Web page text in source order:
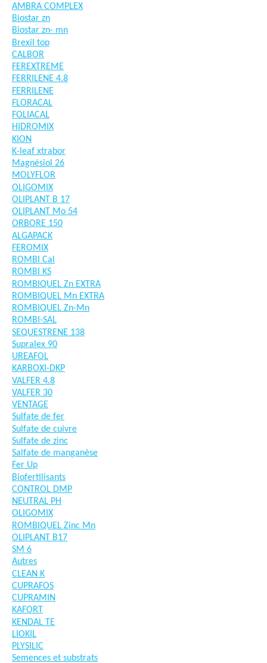
AMBRA COMPLEX
Biostar zn
Biostar zn- mn
Brexil top
CALBOR
FEREXTREME
FERRILENE 4.8
FERRILENE
FLORACAL
FOLIACAL
HIDROMIX
KION
K-leaf xtrabor
Magnésiol 26
MOLYFLOR
OLIGOMIX
OLIPLANT B 17
OLIPLANT Mo 54
ORBORE 150
ALGAPACK
FEROMIX
ROMBI Cal
ROMBI KS
ROMBIQUEL Zn EXTRA
ROMBIQUEL Mn EXTRA
ROMBIQUEL Zn-Mn
ROMBI-SAL
SEQUESTRENE 138
Supralex 90
UREAFOL
KARBOXI-DKP
VALFER 4.8
VALFER 30
VENTAGE
Sulfate de fer
Sulfate de cuivre
Sulfate de zinc
Salfate de manganèse
Fer Up
Biofertilisants
CONTROL DMP
NEUTRAL PH
OLIGOMIX
ROMBIQUEL Zinc Mn
OLIPLANT B17
SM 6
Autres
CLEAN K
CUPRAFOS
CUPRAMIN
KAFORT
KENDAL TE
LIOKIL
PLYSILIC
Semences et substrats